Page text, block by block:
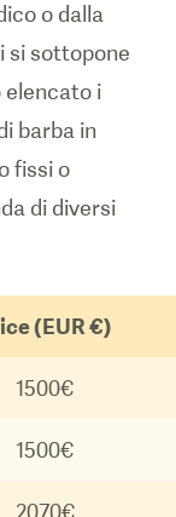
o dalla
si sottopone
elencato i
barba in
fissi o
di diversi
(EUR €)
1500€
1500€
2070€